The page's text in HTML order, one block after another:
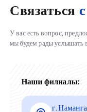
Связаться
У вас есть вопрос,
мы будем рады услышать
Наши филиалы:
г.